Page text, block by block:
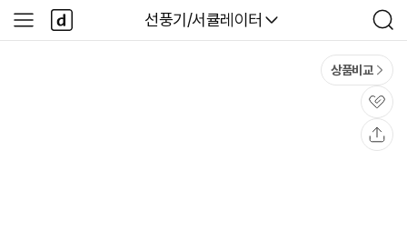
다나와
선풍기/서큘레이터
검
색
사
이
다
나
와
상품비교
관
심